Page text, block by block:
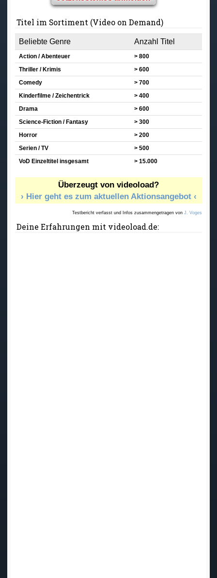
Titel im Sortiment (Video on Demand)
Beliebte Genre Anzahl Titel
Action / Abenteuer > 800
Thriller / Krimis > 600
Comedy > 700
Kinderfilme / Zeichentrick > 400
Drama > 600
Science-Fiction / Fantasy > 300
Horror > 200
Serien / TV > 500
VoD Einzeltitel insgesamt > 15.000
Überzeugt von videoload?
› Hier geht es zum aktuellen Aktionsangebot ‹
Testbericht verfasst und Infos zusammengetragen von J. Voges
Deine Erfahrungen mit videoload.de: